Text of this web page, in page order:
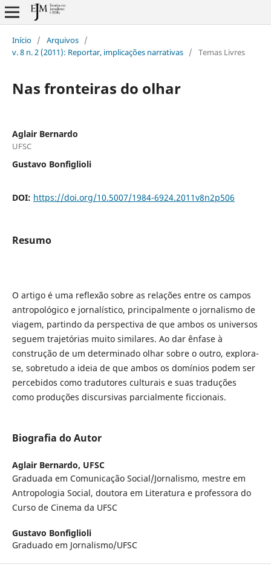
Início / Arquivos /
v. 8 n. 2 (2011): Reportar, implicações narrativas / Temas Livres
Nas fronteiras do olhar
Aglair Bernardo
UFSC
Gustavo Bonfiglioli
DOI: https://doi.org/10.5007/1984-6924.2011v8n2p506
Resumo
O artigo é uma reflexão sobre as relações entre os campos
antropológico e jornalístico, principalmente o jornalismo de
viagem, partindo da perspectiva de que ambos os universos
seguem trajetórias muito similares. Ao dar ênfase à
construção de um determinado olhar sobre o outro, explora-
se, sobretudo a ideia de que ambos os domínios podem ser
percebidos como tradutores culturais e suas traduções
como produções discursivas parcialmente ficcionais.
Biografia do Autor
Aglair Bernardo, UFSC
Graduada em Comunicação Social/Jornalismo, mestre em
Antropologia Social, doutora em Literatura e professora do
Curso de Cinema da UFSC
Gustavo Bonfiglioli
Graduado em Jornalismo/UFSC